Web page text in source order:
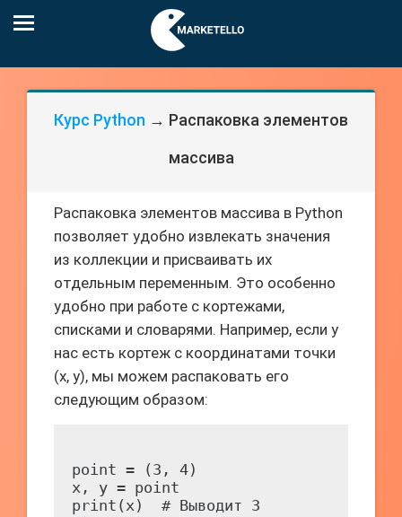
Курс Python → Распаковка элементов
массива
Распаковка элементов массива в Python
позволяет удобно извлекать значения
из коллекции и присваивать их
отдельным переменным. Это особенно
удобно при работе с кортежами,
списками и словарями. Например, если у
нас есть кортеж с координатами точки
(x, y), мы можем распаковать его
следующим образом:
point = (3, 4)
x, y = point
print(x)  # Выводит 3